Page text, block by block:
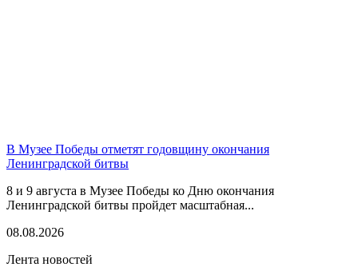
В Музее Победы отметят годовщину окончания
Ленинградской битвы
8 и 9 августа в Музее Победы ко Дню окончания
Ленинградской битвы пройдет масштабная...
08.08.2026
Лента новостей